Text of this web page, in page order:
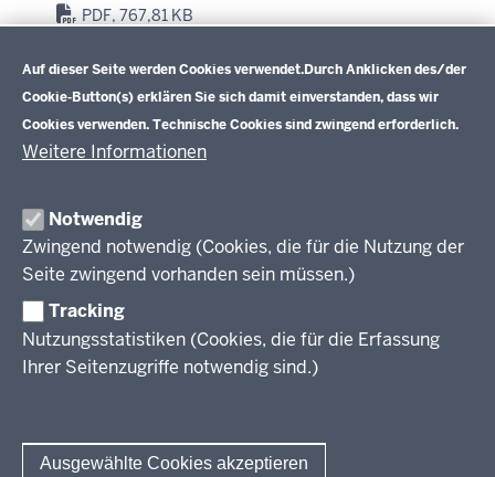
Auf dieser Seite werden Cookies verwendet.Durch Anklicken des/der
Cookie-Button(s) erklären Sie sich damit einverstanden, dass wir
Cookies verwenden. Technische Cookies sind zwingend erforderlich.
Weitere Informationen
Notwendig
Zwingend notwendig (Cookies, die für die Nutzung der
Seite zwingend vorhanden sein müssen.)
Tracking
Nutzungsstatistiken (Cookies, die für die Erfassung
Ihrer Seitenzugriffe notwendig sind.)
Ausgewählte Cookies akzeptieren
PDF, 767,81 KB
PDF, 763,43 KB
Im Überblick
Berufsbildung NRW
Das Berufskolleg in NRW
Abschlüsse und Anschlüsse
Modellprojekte
Informationsschriften
Bildungsgänge / Bildungspläne
Bildungspläne Ausbildungsvorbereitung (Anlage A)
Bildungsgang-übergreifende Themen